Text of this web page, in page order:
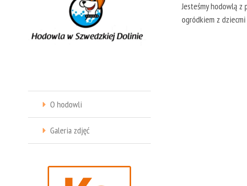
O hodowli
Galeria zdjęć
Jesteśmy hodowlą z
ogródkiem z